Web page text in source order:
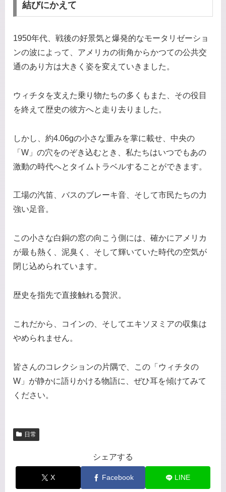
結びにかえて
1950年代、戦後の好景気と爆発的なモータリゼーショ
ンの波によって、アメリカの街角からかつての公共交
通のあり方は大きく姿を変えていきました。
ウィチタを支えた乗り物たちの多くもまた、その役目
を終えて歴史の彼方へと走り去りました。
しかし、約4.06gの小さな重みを掌に載せ、中央の
「W」の穴をのぞき込むとき、私たちはいつでもあの
激動の時代へとタイムトラベルすることができます。
工場の汽笛、バスのブレーキ音、そして市民たちの力
強い足音。
この小さな白銅の窓の向こう側には、確かにアメリカ
が最も熱く、泥臭く、そして輝いていた時代の空気が
閉じ込められています。
歴史を指先で直接触れる贅沢。
これだから、コインの、そしてエキソヌミアの収集は
やめられません。
皆さんのコレクションの片隅で、この「ウィチタの
W」が静かに語りかける物語に、ぜひ耳を傾けてみて
ください。
日常
シェアする
X Facebook LINE